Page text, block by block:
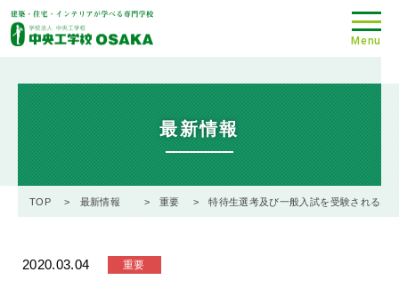
最新情報
TOP 最新情報 重要 特待生選考及び一般入試を受験される皆
2020.03.04 重要
Menu